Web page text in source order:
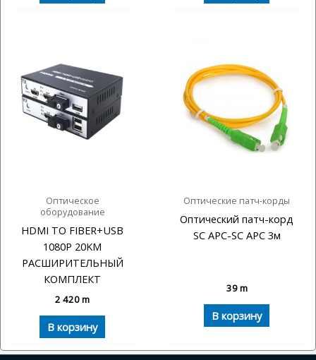
Оптическое
оборудование
HDMI TO FIBER+USB
1080P 20KM
РАСШИРИТЕЛЬНЫЙ
КОМПЛЕКТ
2 420m
В корзину
Оптические патч-корды
Оптический патч-корд
SC APC-SC APC 3м
39m
В корзину